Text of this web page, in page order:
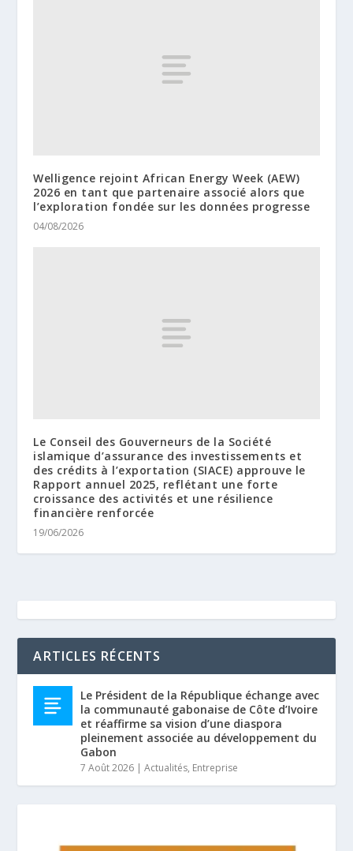
Welligence rejoint African Energy Week (AEW)
2026 en tant que partenaire associé alors que
l’exploration fondée sur les données progresse
04/08/2026
Le Conseil des Gouverneurs de la Société
islamique d’assurance des investissements et
des crédits à l’exportation (SIACE) approuve le
Rapport annuel 2025, reflétant une forte
croissance des activités et une résilience
financière renforcée
19/06/2026
ARTICLES RÉCENTS
Le Président de la République échange avec
la communauté gabonaise de Côte d’Ivoire
et réaffirme sa vision d’une diaspora
pleinement associée au développement du
Gabon
7 Août 2026 |Actualités, Entreprise